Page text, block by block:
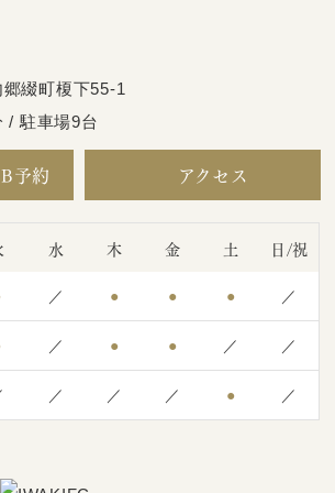
綴町榎下55-1
/ 駐車場9台
予約 アクセス
水 木 金 土
日/祝
／ ● ● ● ／
／ ● ● ／ ／
／ ／ ／ ● ／